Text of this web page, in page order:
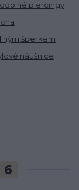
piercingy
šperkem
náušnice
6